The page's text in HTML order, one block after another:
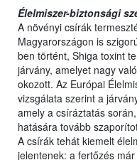
Élelmiszer-biztonsági
A növényi csírák
Magyarországon is
ben történt, Shiga toxint
járvány, amelyet nagy
okozott. Az Európai
vizsgálata szerint a
amely a csíráztatás
hatására tovább
A csírák tehát kiemelt
jelentenek: a fertőzés